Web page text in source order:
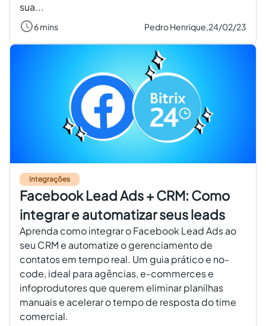
sua...
6 mins Pedro Henrique,24/02/23
integrações
Facebook Lead Ads + CRM: Como
integrar e automatizar seus leads
Aprenda como integrar o Facebook Lead Ads ao
seu CRM e automatize o gerenciamento de
contatos em tempo real. Um guia prático e no-
code, ideal para agências, e-commerces e
infoprodutores que querem eliminar planilhas
manuais e acelerar o tempo de resposta do time
comercial.